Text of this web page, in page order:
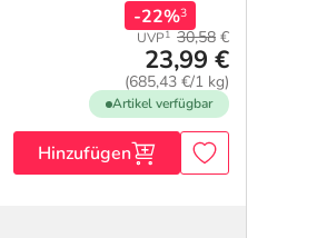
UVP1 30,58 €
23,99 €
(685,43 €/1 kg)
-22%3
Artikel verfügbar
Hinzufügen